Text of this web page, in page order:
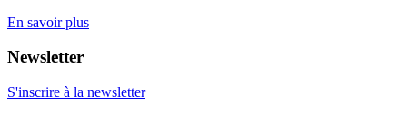
En savoir plus
Newsletter
S'inscrire à la newsletter